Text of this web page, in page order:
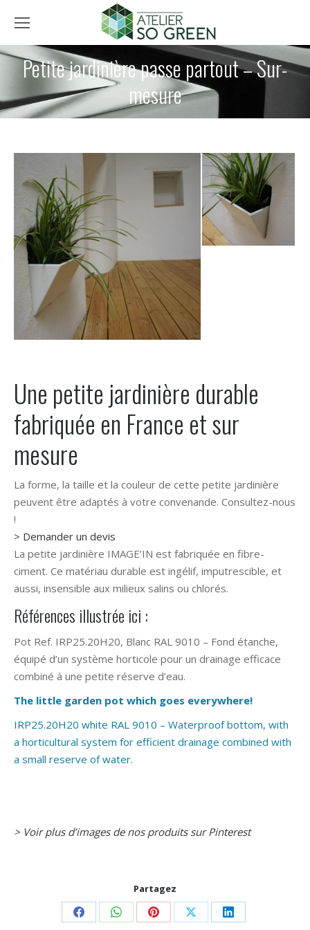
Petite jardinière passe partout – Sur-
mesure
Une petite jardinière durable
fabriquée en France et sur
mesure
La forme, la taille et la couleur de cette petite jardinière
peuvent être adaptés à votre convenande. Consultez-nous
!
> Demander un devis
La petite jardinière IMAGE’IN est fabriquée en fibre-
ciment. Ce matériau durable est ingélif, imputrescible, et
aussi, insensible aux milieux salins ou chlorés.
Références illustrée ici :
Pot Ref. IRP25.20H20, Blanc RAL 9010 – Fond étanche,
équipé d’un système horticole pour un drainage efficace
combiné à une petite réserve d’eau.
The little garden pot which goes everywhere!
IRP25.20H20 white RAL 9010 – Waterproof bottom, with
a horticultural system for efficient drainage combined with
a small reserve of water.
> Voir plus d’images de nos produits sur Pinterest
Partagez
Share Share Share Share Share